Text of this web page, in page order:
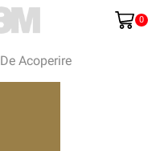
0
Acoperire